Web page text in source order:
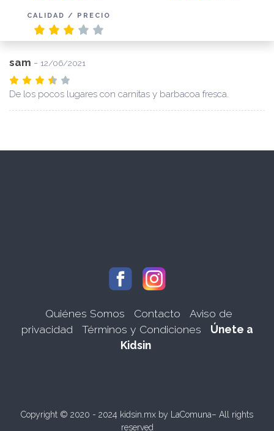
CALIDAD / PRECIO
sam - 12/06/2021
De los pocos lugares con carnitas y barbacoa fresca.
Quiénes Somos Contacto
Aviso de
privacidad
Términos y Condiciones
Únete a
Kidsin
Copyright © 2020 - 2024 kidsin.mx by LaComuna– All rights
reserved